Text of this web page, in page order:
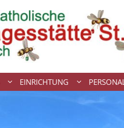
EINRICHTUNG PERSONAL